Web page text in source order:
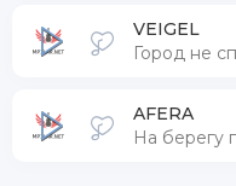
VEIGEL
Город не
AFERA
На берегу